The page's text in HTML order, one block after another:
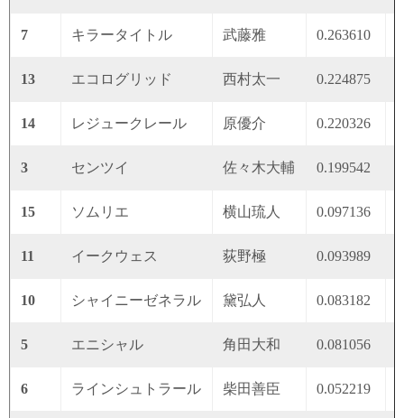
7 キラータイトル 武藤雅 0.263610
13 エコログリッド 西村太一 0.224875
14 レジュークレール 原優介 0.220326
3 センツイ 佐々木大輔 0.199542
15 ソムリエ 横山琉人 0.097136
11 イークウェス 荻野極 0.093989
10 シャイニーゼネラル 黛弘人 0.083182
5 エニシャル 角田大和 0.081056
6 ラインシュトラール 柴田善臣 0.052219